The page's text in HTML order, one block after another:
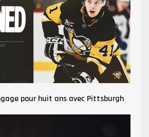
pour huit ans avec Pittsburgh